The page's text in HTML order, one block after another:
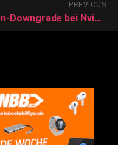
PREVIOUS
Grafikkarten-Downgrade bei Nvidia: Beliebtes Modell muss abspecken